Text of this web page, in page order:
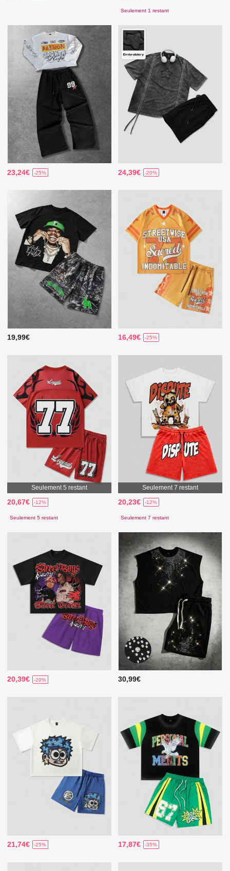
Seulement 1 restant
23,24€ -25% 24,39€ -20%
19,99€ 16,49€ -25%
Seulement 5 restant
20,67€ -12%
Seulement 5 restant
Seulement 7 restant
20,23€ -12%
Seulement 7 restant
20,39€ -20% 30,99€
21,74€ -25% 17,87€ -35%